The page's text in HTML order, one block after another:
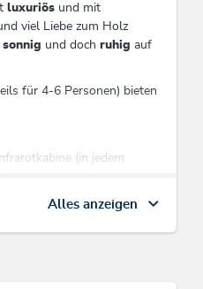
luxuriös und mit
viel Liebe zum Holz
sonnig und doch ruhig auf
für 4-6 Personen) bieten
(in jedem
)Sofa (Flat-TV mit
Musikanlage, kostenloses
(Herd, Mikrowelle,
Alles anzeigen